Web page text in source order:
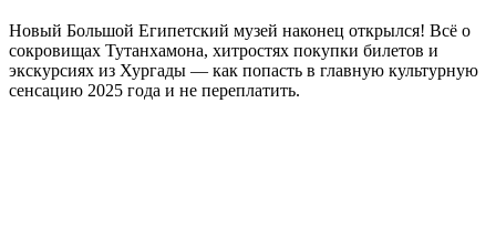
Новый Большой Египетский музей наконец открылся! Всё о
сокровищах Тутанхамона, хитростях покупки билетов и
экскурсиях из Хургады — как попасть в главную культурную
сенсацию 2025 года и не переплатить.